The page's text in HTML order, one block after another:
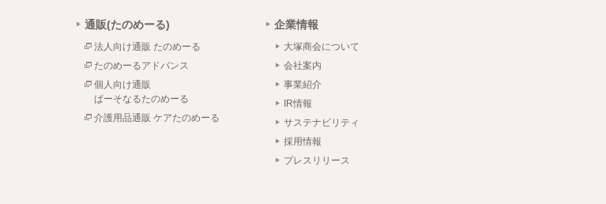
通販(たのめーる)
法人向け通販 たのめーる
たのめーるアドバンス
個人向け通販
ぱーそなるたのめーる
介護用品通販 ケアたのめーる
企業情報
大塚商会について
会社案内
事業紹介
IR情報
サステナビリティ
採用情報
プレスリリース